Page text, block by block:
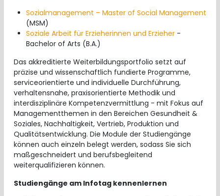
Sozialmanagement – Master of Social Management
(MSM)
Soziale Arbeit für Erzieherinnen und Erzieher -
Bachelor of Arts (B.A.)
Das akkreditierte Weiterbildungsportfolio setzt auf
präzise und wissenschaftlich fundierte Programme,
serviceorientierte und individuelle Durchführung,
verhaltensnahe, praxisorientierte Methodik und
interdisziplinäre Kompetenzvermittlung - mit Fokus auf
Managementthemen in den Bereichen Gesundheit &
Soziales, Nachhaltigkeit, Vertrieb, Produktion und
Qualitätsentwicklung. Die Module der Studiengänge
können auch einzeln belegt werden, sodass Sie sich
maßgeschneidert und berufsbegleitend
weiterqualifizieren können.
Studiengänge am Infotag kennenlernen